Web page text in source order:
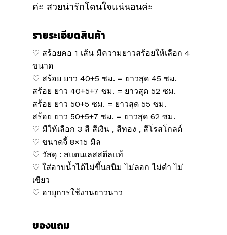
ค่ะ สวยน่ารักโดนใจแน่นอนค่ะ
รายระเอียดสินค้า
♡ สร้อยคอ 1 เส้น มีความยาวสร้อยให้เลือก 4
ขนาด
♡ สร้อย ยาว 40+5 ซม. = ยาวสุด 45 ซม.
สร้อย ยาว 40+5+7 ซม. = ยาวสุด 52 ซม.
สร้อย ยาว 50+5 ซม. = ยาวสุด 55 ซม.
สร้อย ยาว 50+5+7 ซม. = ยาวสุด 62 ซม.
♡ มีให้เลือก 3 สี สีเงิน , สีทอง , สีโรสโกลด์
♡ ขนาดจี้ 8×15 มิล
♡ วัสดุ : สแตนเลสสตีลแท้
♡ ใส่อาบน้ำได้ไม่ขึ้นสนิม ไม่ลอก ไม่ดำ ไม่
เขียว
♡ อายุการใช้งานยาวนาว
ของแถม